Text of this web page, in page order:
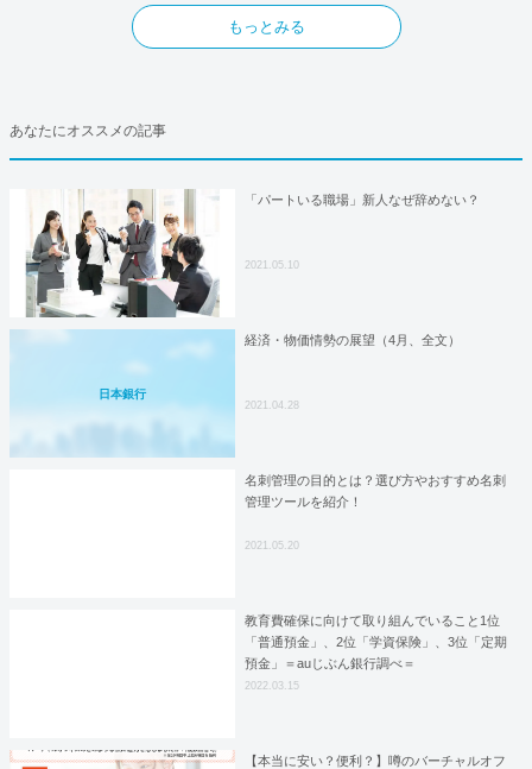
もっとみる
あなたにオススメの記事
「パートいる職場」新人なぜ辞めない？
2021.05.10
日本銀行
経済・物価情勢の展望（4月、全文）
2021.04.28
名刺管理の目的とは？選び方やおすすめ名刺
管理ツールを紹介！
2021.05.20
教育費確保に向けて取り組んでいること1位
「普通預金」、2位「学資保険」、3位「定期
預金」＝auじぶん銀行調べ＝
2022.03.15
【本当に安い？便利？】噂のバーチャルオフ